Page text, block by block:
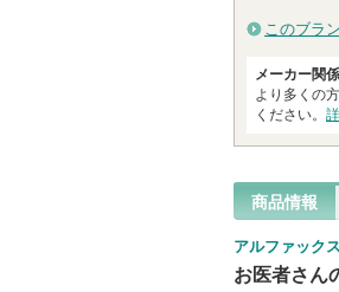
このブラ
メーカー関
より多くの
ください。
商品情報
アルファックス
お医者さん